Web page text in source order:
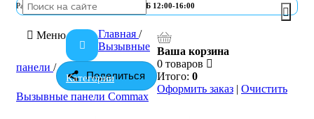
Работа офисаПН-ПТ 10:00-19:00 | СБ 12:00-16:00
Меню
Категории
Ваша корзина
0 товаров
Итого: 0
Оформить заказ | Очистить
Поделиться
Главная /
Вызывные
панели /
Вызывные панели Commax